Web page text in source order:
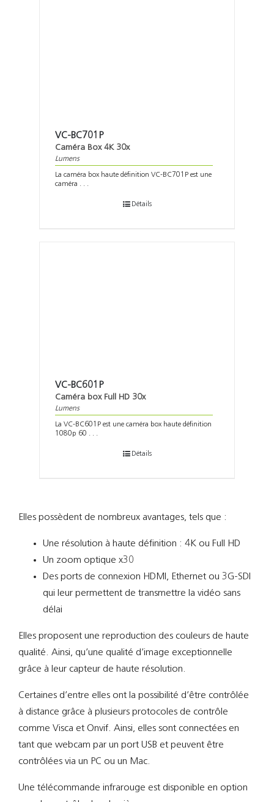
VC-BC701P
Caméra Box 4K 30x
Lumens
La caméra box haute définition VC-BC701P est une
caméra . . .
Détails
VC-BC601P
Caméra box Full HD 30x
Lumens
La VC-BC601P est une caméra box haute définition
1080p 60 . . .
Détails
Elles possèdent de nombreux avantages, tels que :
Une résolution à haute définition : 4K ou Full HD
Un zoom optique x30
Des ports de connexion HDMI, Ethernet ou 3G-SDI
qui leur permettent de transmettre la vidéo sans
délai
Elles proposent une reproduction des couleurs de haute
qualité. Ainsi, qu’une qualité d’image exceptionnelle
grâce à leur capteur de haute résolution.
Certaines d’entre elles ont la possibilité d’être contrôlée
à distance grâce à plusieurs protocoles de contrôle
comme Visca et Onvif. Ainsi, elles sont connectées en
tant que webcam par un port USB et peuvent être
contrôlées via un PC ou un Mac.
Une télécommande infrarouge est disponible en option